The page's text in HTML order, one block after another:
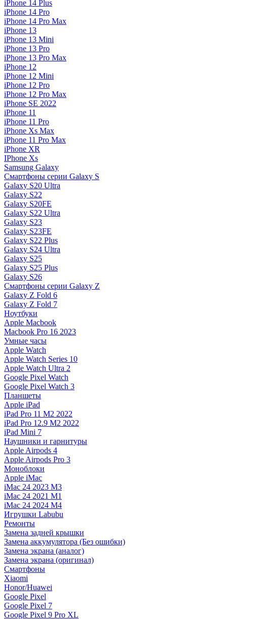
iPhone 14 Plus
iPhone 14 Pro
iPhone 14 Pro Max
iPhone 13
iPhone 13 Mini
iPhone 13 Pro
iPhone 13 Pro Max
iPhone 12
iPhone 12 Mini
iPhone 12 Pro
iPhone 12 Pro Max
iPhone SE 2022
iPhone 11
iPhone 11 Pro
iPhone Xs Max
iPhone 11 Pro Max
iPhone XR
IPhone Xs
Samsung Galaxy
Смартфоны серии Galaxy S
Galaxy S20 Ultra
Galaxy S22
Galaxy S20FE
Galaxy S22 Ultra
Galaxy S23
Galaxy S23FE
Galaxy S22 Plus
Galaxy S24 Ultra
Galaxy S25
Galaxy S25 Plus
Galaxy S26
Смартфоны серии Galaxy Z
Galaxy Z Fold 6
Galaxy Z Fold 7
Ноутбуки
Apple Macbook
Macbook Pro 16 2023
Умные часы
Apple Watch
Apple Watch Series 10
Apple Watch Ultra 2
Google Pixel Watch
Google Pixel Watch 3
Планшеты
Apple iPad
iPad Pro 11 M2 2022
iPad Pro 12.9 M2 2022
iPad Mini 7
Наушники и гарнитуры
Apple Airpods 4
Apple Airpods Pro 3
Моноблоки
Apple iMac
iMac 24 2023 M3
iMac 24 2021 M1
iMac 24 2024 M4
Игрушки Labubu
Ремонты
Замена задней крышки
Замена аккумулятора (Без ошибки)
Замена экрана (аналог)
Замена экрана (оригинал)
Смартфоны
Xiaomi
Honor/Huawei
Google Pixel
Google Pixel 7
Google Pixel 9 Pro XL